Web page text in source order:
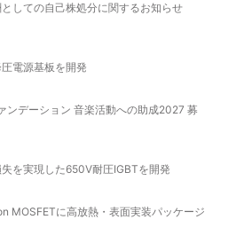
しての自己株処分に関するお知らせ
電源基板を開発
ンデーション 音楽活動への助成2027 募
を実現した650V耐圧IGBTを開発
MOSFETに高放熱・表面実装パッケージ